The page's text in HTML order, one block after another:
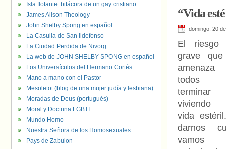
“Vida
domingo, 20
El riesgo
grave
todos
terminar
viviendo
vida
darnos
vamos
Isla flotante: bitácora de un gay cristiano
James Alison Theology
John Shelby Spong en español
La Casulla de San Ildefonso
La Ciudad Perdida de Nivorg
La web de JOHN SHELBY SPONG en español
Los Universículos del Hermano Cortés
Mano a mano con el Pastor
Mesoletot (blog de una mujer judía y lesbiana)
Moradas de Deus (portugués)
Moral y Doctrina LGBTI
Mundo Homo
Nuestra Señora de los Homosexuales
Pays de Zabulon